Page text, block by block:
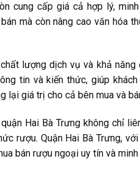
cung cấp giá cả hợp lý,
mà còn nâng cao văn hóa
lượng dịch vụ và khả
tin và kiến thức, giúp
lại giá trị cho cả bên mua và
Hai Bà Trưng không chỉ
rượu. Quận Hai Bà Trưng,
bán rượu ngoại uy tín và minh